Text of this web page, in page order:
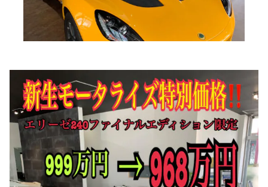
中古車探しのご依頼/その他
お問い合わせフォーム
ブログ
お客様の声
ケータハム岐阜
Contact Form
お問い合わせフォームはこちら
車検・整備・修理のご依頼
買取査定のご依頼